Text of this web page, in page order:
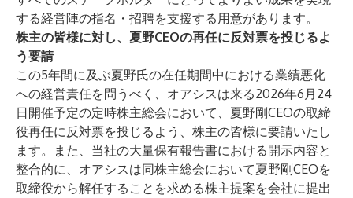
する経営陣の指名・招聘を支援する用意があります。
株主の皆様に対し、夏野CEOの再任に反対票を投じるよ
う要請
この5年間に及ぶ夏野氏の在任期間中における業績悪化
への経営責任を問うべく、オアシスは来る2026年6月24
日開催予定の定時株主総会において、夏野剛CEOの取締
役再任に反対票を投じるよう、株主の皆様に要請いたし
ます。また、当社の大量保有報告書における開示内容と
整合的に、オアシスは同株主総会において夏野剛CEOを
取締役から解任することを求める株主提案を会社に提出